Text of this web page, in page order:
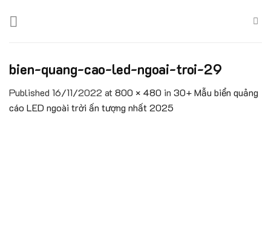
bien-quang-cao-led-ngoai-troi-29
Published 16/11/2022 at800 × 480 in 30+ Mẫu biển quảng
cáo LED ngoài trời ấn tượng nhất 2025